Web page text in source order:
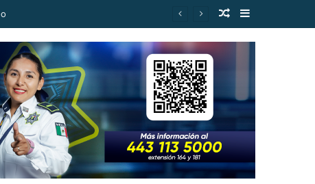
Publicación al
Barra lateral